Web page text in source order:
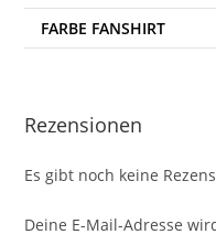
FARBE FANSHIRT
Rezensionen
Es gibt noch keine
Deine E-Mail-Adresse